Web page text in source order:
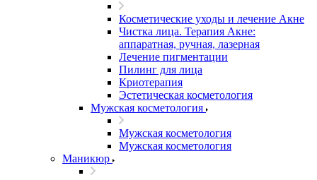
Косметические уходы и лечение Акне
Чистка лица. Терапия Акне:
аппаратная, ручная, лазерная
Лечение пигментации
Пилинг для лица
Криотерапия
Эстетическая косметология
Мужская косметология
Мужская косметология
Мужская косметология
Маникюр